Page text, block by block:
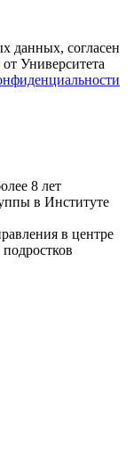
данных, согласен
Университета
8 лет
в Институте
в центре